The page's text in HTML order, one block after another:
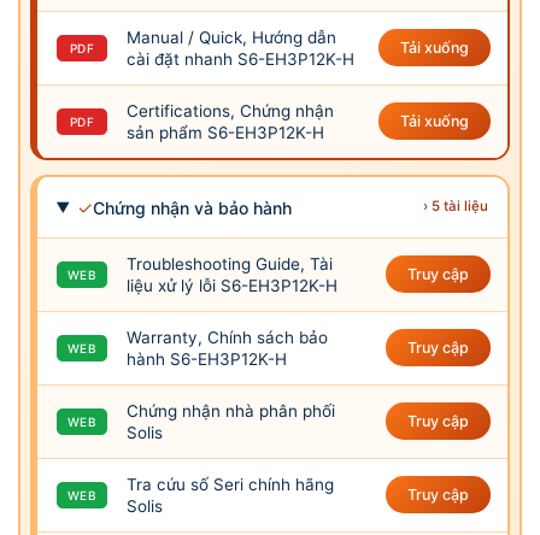
PDF
Manual / Quick, Hướng dẫn
cài đặt nhanh S6-EH3P12K-H
Tải xuống
PDF
Certifications, Chứng nhận
sản phẩm S6-EH3P12K-H
Tải xuống
✓Chứng nhận và bảo hành › 5 tài liệu
WEB
Troubleshooting Guide, Tài
liệu xử lý lỗi S6-EH3P12K-H
Truy cập
WEB
Warranty, Chính sách bảo
hành S6-EH3P12K-H
Truy cập
WEB
Chứng nhận nhà phân phối
Solis
Truy cập
WEB
Tra cứu số Seri chính hãng
Solis
Truy cập